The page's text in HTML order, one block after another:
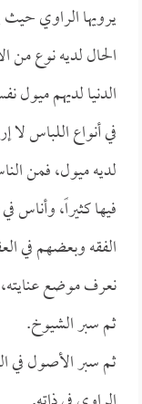
يرويها الراوي
الحال لديه نوع من
الدنيا لديهم ميول
في أنواع اللباس
لديه ميول، فمن
فيها كثيراً،
الفقه وبعضهم في
نعرف موضع
ثم سبر الشيوخ.
ثم سبر الأصول في